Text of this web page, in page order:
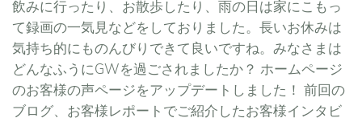
飲みに行ったり、お散歩したり、雨の日は家にこもっ
て録画の一気見などをしておりました。長いお休みは
気持ち的にものんびりできて良いですね。みなさまは
どんなふうにGWを過ごされましたか？ ホームページ
のお客様の声ページをアップデートしました！ 前回の
ブログ、お客様レポートでご紹介したお客様インタビ